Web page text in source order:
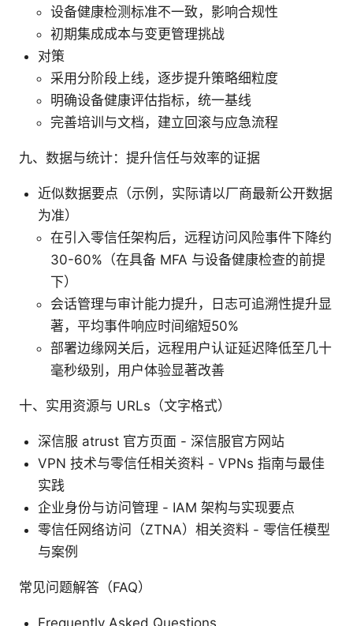
设备健康检测标准不一致，影响合规性
初期集成成本与变更管理挑战
对策
采用分阶段上线，逐步提升策略细粒度
明确设备健康评估指标，统一基线
完善培训与文档，建立回滚与应急流程
九、数据与统计：提升信任与效率的证据
近似数据要点（示例，实际请以厂商最新公开数据
为准）
在引入零信任架构后，远程访问风险事件下降约
30-60%（在具备 MFA 与设备健康检查的前提
下）
会话管理与审计能力提升，日志可追溯性提升显
著，平均事件响应时间缩短50%
部署边缘网关后，远程用户认证延迟降低至几十
毫秒级别，用户体验显著改善
十、实用资源与 URLs（文字格式）
深信服 atrust 官方页面 - 深信服官方网站
VPN 技术与零信任相关资料 - VPNs 指南与最佳
实践
企业身份与访问管理 - IAM 架构与实现要点
零信任网络访问（ZTNA）相关资料 - 零信任模型
与案例
常见问题解答（FAQ）